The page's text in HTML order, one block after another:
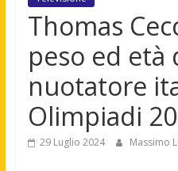
Thomas
peso ed età
nuotatore
Olimpiadi
29 Luglio 2024 Massimo